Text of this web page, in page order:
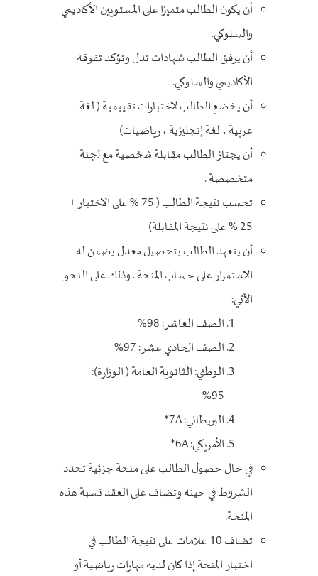
أن يكون الطالب متميزا على المستويين الأكاديمي
والسلوكي.
أن يرفق الطالب شهادات تدل وتؤكد تفوقه
الأكاديمي والسلوكي.
أن يخضع الطالب لاختبارات تقييمية ( لغة
عربية ، لغة إنجليزية ، رياضيات)
أن يجتاز الطالب مقابلة شخصية مع لجنة
متخصصة .
تحسب نتيجة الطالب ( 75 % على الاختبار +
25 % على نتيجة المقابلة)
أن يتعهد الطالب بتحصيل معدل يضمن له
الاستمرار على حساب المنحة . وذلك على النحو
الآتي:
الصف العاشر: 98%
الصف الحادي عشر: 97%
الوطني: الثانوية العامة ( الوزارة):
95%
البريطاني: 7A*
الأمريكي: 6A*
في حال حصول الطالب على منحة جزئية تحدد
الشروط في حينه وتضاف على العقد نسبة هذه
المنحة.
تضاف 10 علامات على نتيجة الطالب في
اختبار المنحة إذا كان لديه مهارات رياضية أو